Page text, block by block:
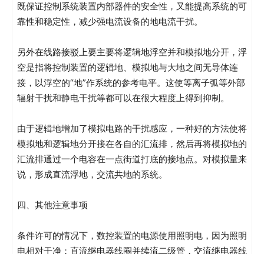
既保证控制系统装置内部器件的安全性，又能提高系统的可
靠性和稳定性，减少强电流设备的地电流干扰。
另外在线路接驳上要主要将逻辑地浮空并和模拟地分开，浮
空是指将控制装置的逻辑地、模拟地与大地之间无导体连
接，以浮空的“地”作系统的参考电平。这使等离子弧等外部
辐射干扰和静电干扰等都可以在很大程度上得到抑制。
由于逻辑地增加了模拟电路的干扰感应，一种好的方法使将
模拟地和逻辑地分开接在各自的汇流排，然后再将模拟地的
汇流排通过一个电容在一点街道打底的接地点。对模拟量来
说，形成直流浮地，交流共地的系统。
四、其他注意事项
条件许可的情况下，数控装置的电源使用照明电，因为照明
电相对干净；直流继电器线圈并续流二级管，交流继电器线